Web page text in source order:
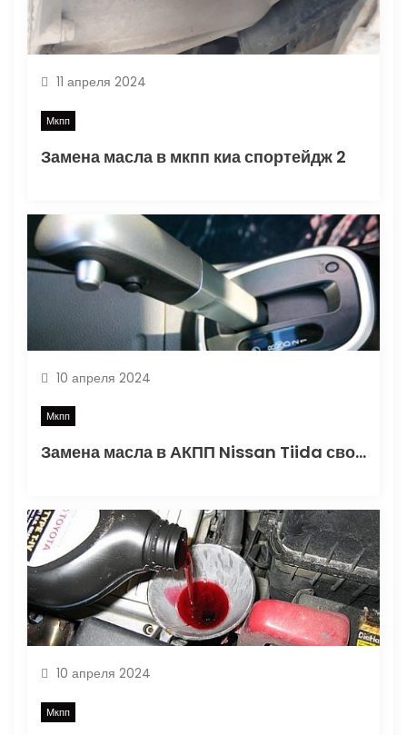
п
и
с
я
11 апреля 2024
Мкпп
Замена масла в мкпп киа спортейдж 2
10 апреля 2024
Мкпп
Замена масла в АКПП Nissan Tiida своими руками: выбор смазки и необходимый объем
10 апреля 2024
Мкпп